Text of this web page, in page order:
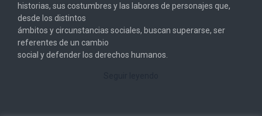
historias, sus costumbres y las labores de personajes que,
desde los distintos
ámbitos y circunstancias sociales, buscan superarse, ser
referentes de un cambio
social y defender los derechos humanos.